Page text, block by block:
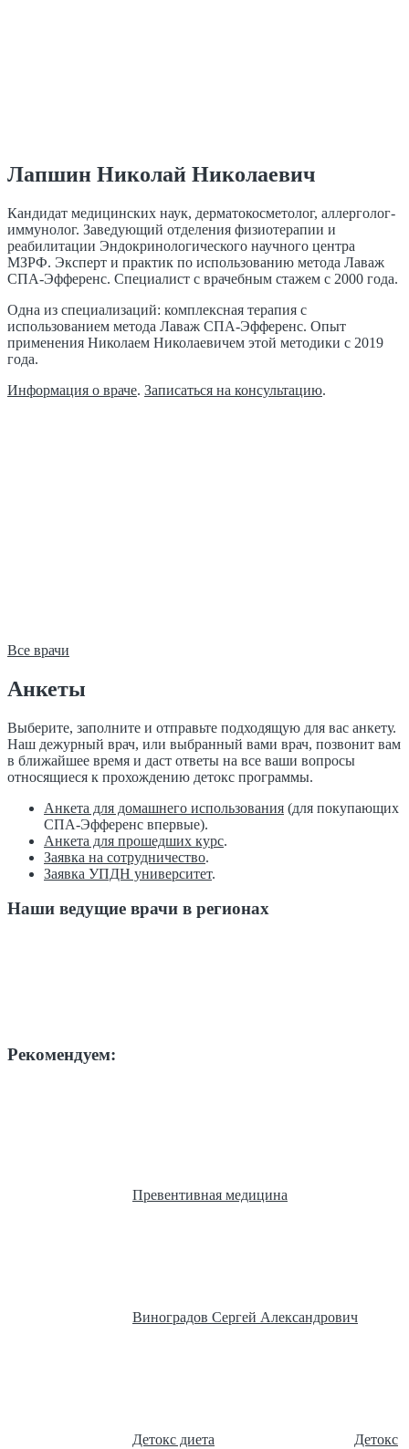
Лапшин Николай Николаевич
Кандидат медицинских наук, дерматокосметолог, аллерголог-
иммунолог. Заведующий отделения физиотерапии и
реабилитации Эндокринологического научного центра
МЗРФ. Эксперт и практик по использованию метода Лаваж
СПА-Эфференс. Специалист с врачебным стажем с 2000 года.
Одна из специализаций: комплексная терапия с
использованием метода Лаваж СПА-Эфференс. Опыт
применения Николаем Николаевичем этой методики с 2019
года.
Информация о враче. Записаться на консультацию.
Все врачи
Анкеты
Выберите, заполните и отправьте подходящую для вас анкету.
Наш дежурный врач, или выбранный вами врач, позвонит вам
в ближайшее время и даст ответы на все ваши вопросы
относящиеся к прохождению детокс программы.
Анкета для домашнего использования (для покупающих
СПА-Эфференс впервые).
Анкета для прошедших курс.
Заявка на сотрудничество.
Заявка УПДН университет.
Наши ведущие врачи в регионах
Рекомендуем:
Превентивная медицина
Виноградов Сергей Александрович
Детокс диета Детокс